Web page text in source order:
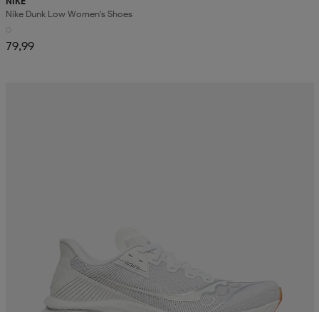
Nike Dunk Low Women's Shoes
79,99